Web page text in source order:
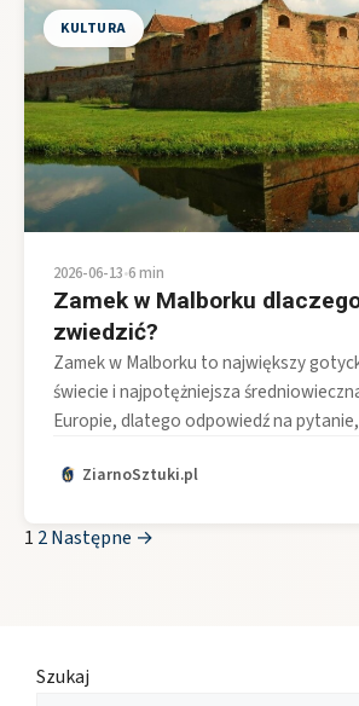
KULTURA
2026-06-13•6 min
Zamek w Malborku
zwiedzić?
Zamek w Malborku to największy
świecie i najpotężniejsza
Europie, dlatego odpowiedź na
ZiarnoSztuki.pl
1 2Następne →
Szukaj